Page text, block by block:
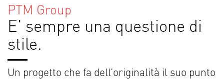
PTM Group
E' sempre una questione di
stile.
Un progetto che fa dell’originalità il suo punto